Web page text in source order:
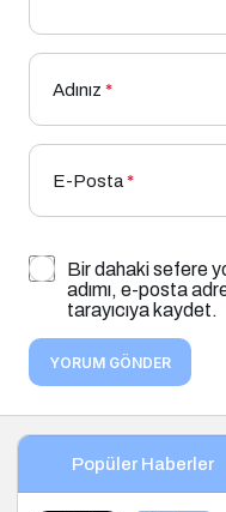
Adınız *
E-Posta*
Bir dahaki sefere
adımı, e-posta
tarayıcıya kaydet.
YORUM GÖNDER
Popüler Haberler